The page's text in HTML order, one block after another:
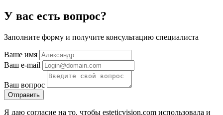
У вас есть вопрос?
Заполните форму и получите консультацию специалиста
Ваше имя
Ваш e-mail
Ваш вопрос
Отправить
Я даю согласие на то, чтобы esteticvision.com использовала и